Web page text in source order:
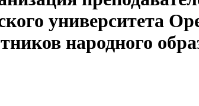
университета
народного